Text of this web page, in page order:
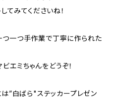
てみてくださいね！
一つ手作業で丁寧に作られた
エミちゃんをどうぞ！
”白ばら"ステッカープレゼン